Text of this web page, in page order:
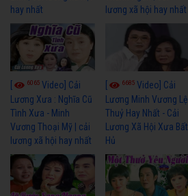
hay nhất
lương xã hội hay nhất
6065 Video] Cải
Lương Xưa : Nghĩa Cũ
Tình Xưa - Minh
Vương Thoại Mỹ | cải
lương xã hội hay nhất
6685Video] Cải
Lương Minh Vương Lệ
Thuỷ Hay Nhất - Cải
Lương Xã Hội Xưa Bất
Hủ